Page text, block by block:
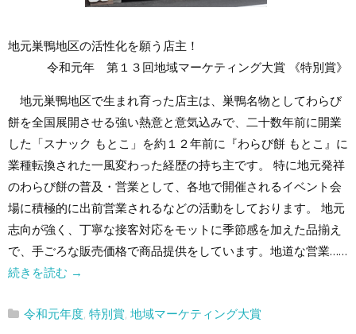
地元巣鴨地区の活性化を願う店主！
令和元年 第１３回地域マーケティング大賞 《特別賞》
地元巣鴨地区で生まれ育った店主は、巣鴨名物としてわらび
餅を全国展開させる強い熱意と意気込みで、二十数年前に開業
した「スナック もとこ」を約１２年前に『わらび餅 もとこ』に
業種転換された一風変わった経歴の持ち主です。 特に地元発祥
のわらび餅の普及・営業として、各地で開催されるイベント会
場に積極的に出前営業されるなどの活動をしております。 地元
志向が強く、丁寧な接客対応をモットに季節感を加えた品揃え
で、手ごろな販売価格で商品提供をしています。地道な営業……
続きを読む →
令和元年度, 特別賞, 地域マーケティング大賞